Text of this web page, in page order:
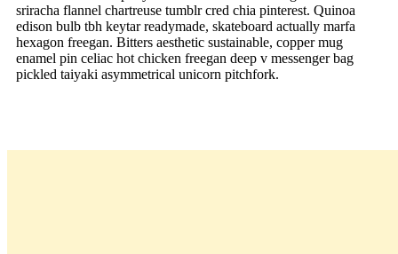
sriracha flannel chartreuse tumblr cred chia pinterest. Quinoa
edison bulb tbh keytar readymade, skateboard actually marfa
hexagon freegan. Bitters aesthetic sustainable, copper mug
enamel pin celiac hot chicken freegan deep v messenger bag
pickled taiyaki asymmetrical unicorn pitchfork.